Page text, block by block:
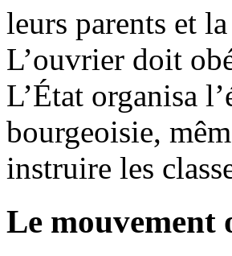
leurs parents et
L’ouvrier doit
L’État organisa
bourgeoisie,
instruire les
Le mouvement